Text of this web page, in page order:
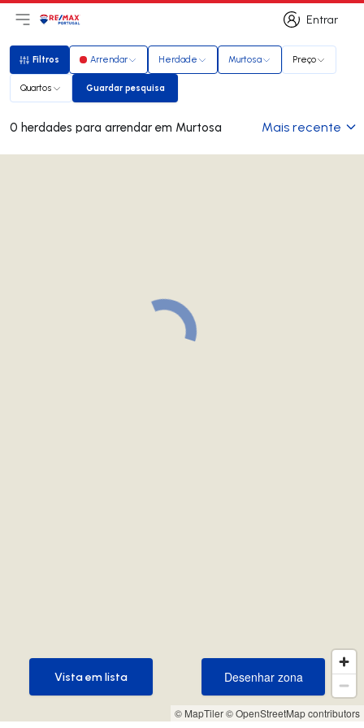
Entrar
Entrar
Abri menu principal
LogoIr para página inicial
Filtros
Filtros Arrendar Herdade Murtosa Preço
Quartos Guardar pesquisa
Guardar pesquisa
0 herdades para arrendar em Murtosa Mais recente
© MapTiler© OpenStreetMap contributors
Desenhar zona
Desenhar zona
Vista em lista
Vista em lista